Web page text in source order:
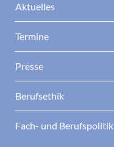
Aktuelles
Termine
Presse
Berufsethik
Fach- und Berufspolitik